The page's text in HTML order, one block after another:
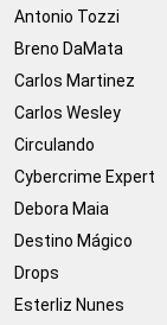
Antonio Tozzi
Breno DaMata
Carlos Martinez
Carlos Wesley
Circulando
Cybercrime Expert
Debora Maia
Destino Mágico
Drops
Esterliz Nunes